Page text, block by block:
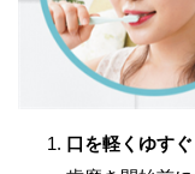
口を軽くゆすぐ